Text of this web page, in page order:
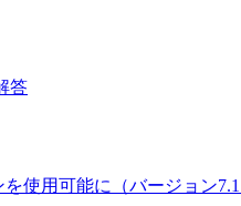
答
使用可能に（バージョン7.1